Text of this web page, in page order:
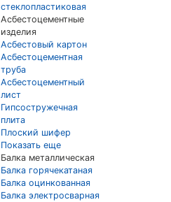
стеклопластиковая
Асбестоцементные
изделия
Асбестовый картон
Асбестоцементная
труба
Асбестоцементный
лист
Гипсостружечная
плита
Плоский шифер
Показать еще
Балка металлическая
Балка горячекатаная
Балка оцинкованная
Балка электросварная